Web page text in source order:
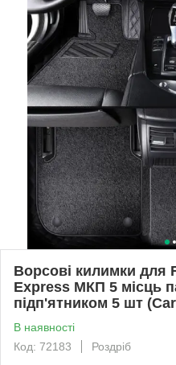
Ворсові килимки для
Express МКП 5 місць
підп'ятником 5 шт
В наявності
Код: 72183
Роздріб